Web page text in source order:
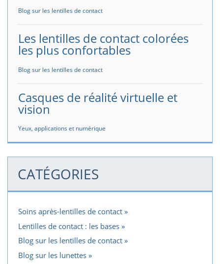
Blog sur les lentilles de contact
Les lentilles de contact colorées
les plus confortables
Blog sur les lentilles de contact
Casques de réalité virtuelle et
vision
Yeux, applications et numérique
CATÉGORIES
Soins après-lentilles de contact
Lentilles de contact : les bases
Blog sur les lentilles de contact
Blog sur les lunettes